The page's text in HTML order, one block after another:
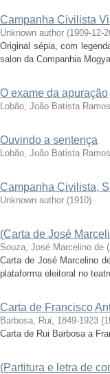
Campanha Civilista
Unknown author (1909-12-
Original sépia, com
salon da Companhia
O exame da apuração
Lobão, João Batista Ramos
Ouvindo a sentença
Lobão, João Batista Ramos
Campanha Civilista,
Unknown author (1910)
(Carta de José
Souza, José Marcelino de (
Carta de José Marcelino
plataforma eleitoral no
Carta de Francisco
Barbosa, Rui, 1849-1923 (
Carta de Rui Barbosa a
(Partitura e letra de